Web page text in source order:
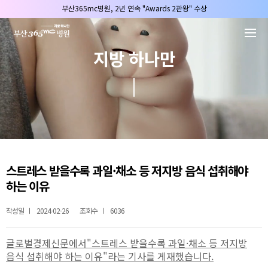
부산365mc병원, 2년 연속 "Awards 2관왕" 수상
2025 "부산365mc 보건복지부 장관상" 수상!
부산365mc병원, 8/15(토) 광복절 정상진료
부산365mc병원, 2년 연속 "Awards 2관왕" 수상
2025 "부산365mc 보건복지부 장관상" 수상!
지방 하나만
스트레스 받을수록 과일·채소 등 저지방 음식 섭취해야
하는 이유
작성일 2024-02-26 조회수 6036
글로벌경제신문에서"스트레스 받을수록 과일·채소 등 저지방
음식 섭취해야 하는 이유"라는 기사를 게재했습니다.